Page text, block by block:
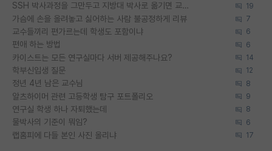
SSH 박사과정을 그만두고 지방대 박사로 옮기면 교수의 꿈은 끝일까요? 19
가슴에 손을 올려놓고 싫어하는 사람 불공정하게 리뷰 7
교수들끼리 편가르는데 학생도 포함이냐 6
편애 하는 방법 6
카이스트는 모든 연구실마다 서버 제공해주나요? 14
학부신입생 질문 12
정년 4년 남은 교수님 8
알츠하이머 관련 고등학생 탐구 포트폴리오 9
연구실 학생 하나 자퇴했는데 8
물박사의 기준이 뭐임? 6
랩홈피에 다들 본인 사진 올리냐 17